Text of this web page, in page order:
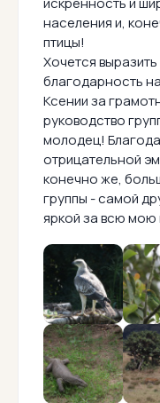
населения и,
птицы!
Хочется
благодарность
Ксении за
руководство
молодец!
отрицательной
конечно же,
группы - самой
яркой за всю